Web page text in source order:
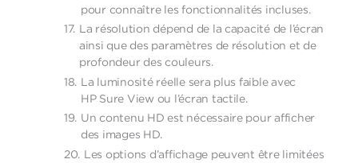
pour connaître les fonctionnalités incluses.
La résolution dépend de la capacité de l’écran
ainsi que des paramètres de résolution et de
profondeur des couleurs.
La luminosité réelle sera plus faible avec
HP Sure View ou l’écran tactile.
Un contenu HD est nécessaire pour afficher
des images HD.
Les options d’affichage peuvent être limitées